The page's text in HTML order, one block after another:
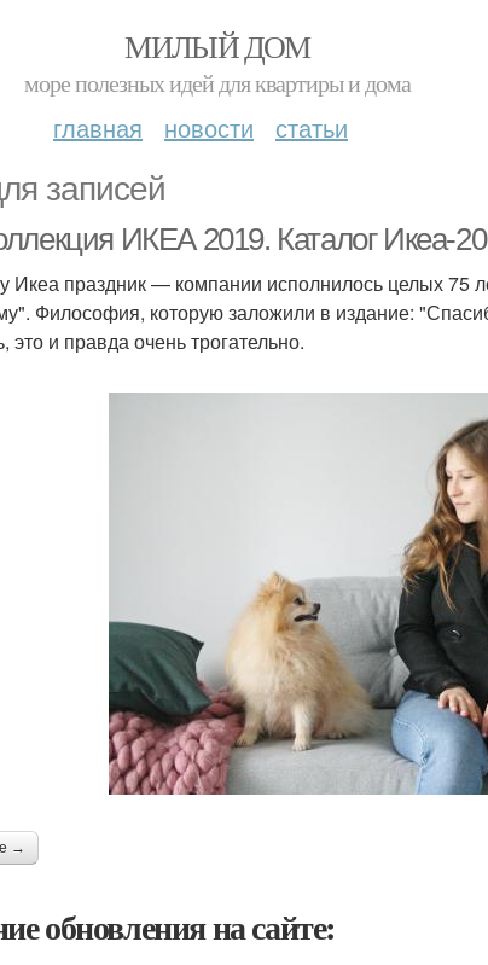
МИЛЫЙ ДОМ
море полезных идей для квартиры и дома
главная новости статьи
записей
ИКЕА 2019. Каталог Икеа-
Икеа праздник — компании исполнилось целых 75
Философия, которую заложили в издание:
это и правда очень трогательно.
→
обновления на сайте: